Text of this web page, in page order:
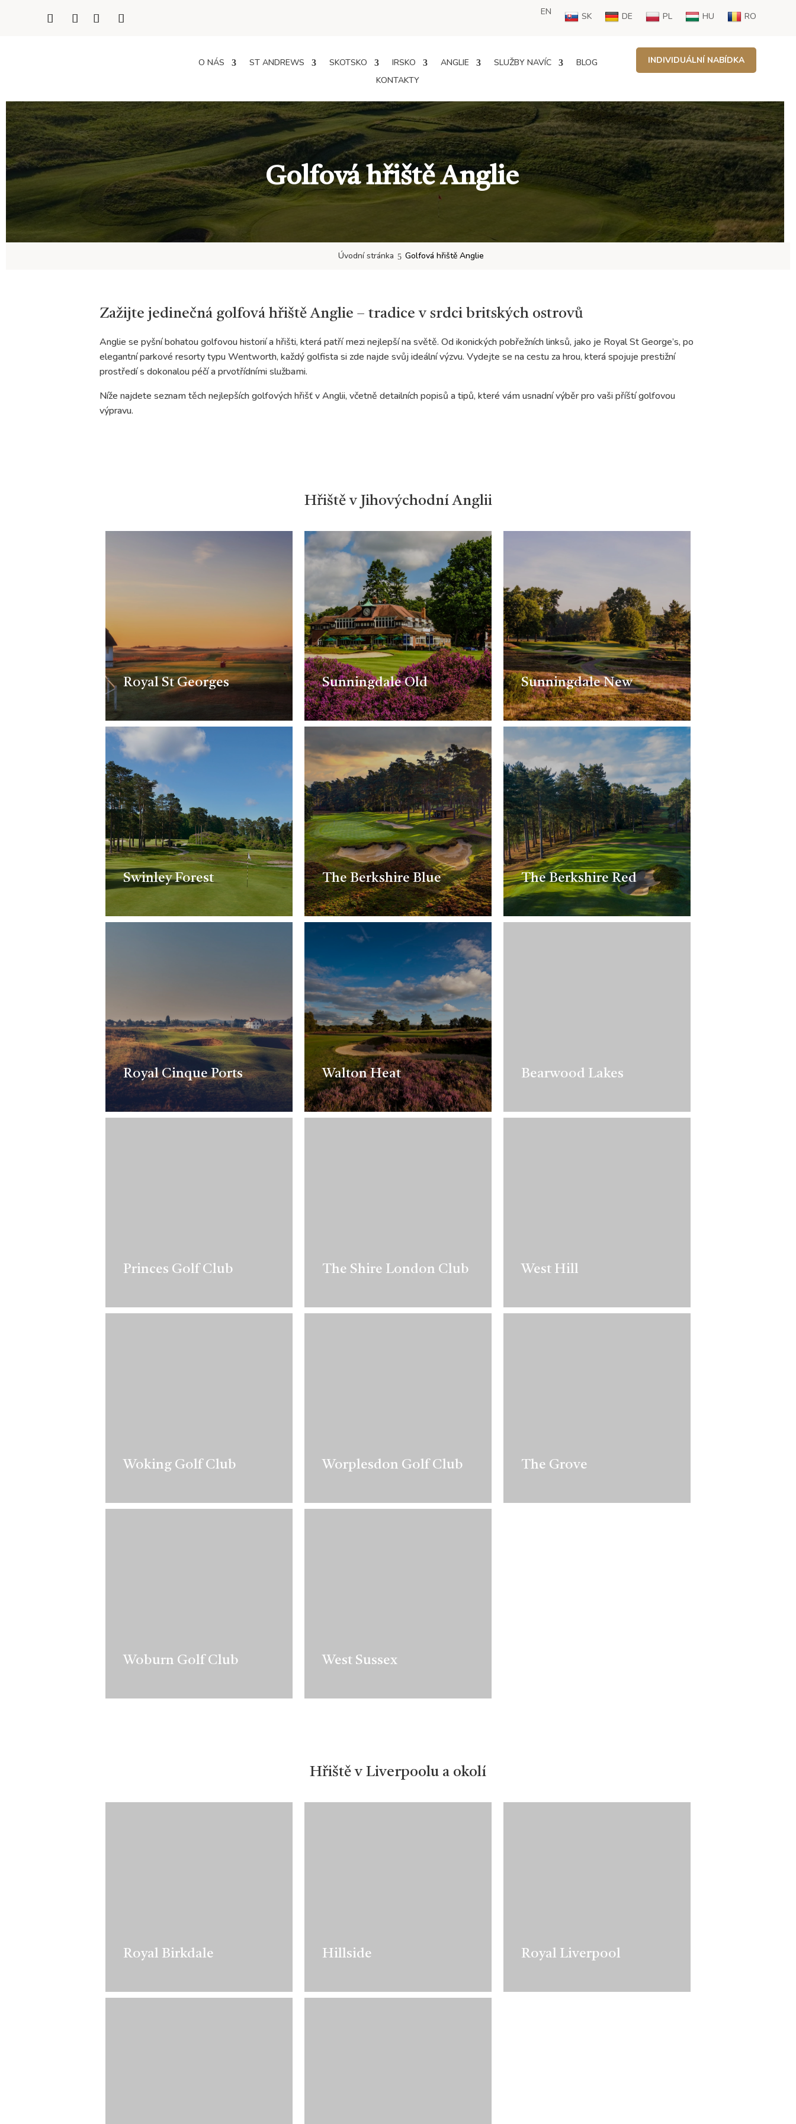
EN SK DE PL HU RO
O NÁS ST ANDREWS SKOTSKO IRSKO ANGLIE SLUŽBY NAVÍC
BLOG
KONTAKTY
INDIVIDUÁLNÍ NABÍDKA
Golfová hřiště Anglie
Úvodní stránka Golfová hřiště Anglie
Zažijte jedinečná golfová hřiště Anglie – tradice v srdci britských ostrovů
Anglie se pyšní bohatou golfovou historií a hřišti, která patří mezi nejlepší na světě. Od ikonických pobřežních linksů, jako je Royal St George’s, po
elegantní parkové resorty typu Wentworth, každý golfista si zde najde svůj ideální výzvu. Vydejte se na cestu za hrou, která spojuje prestižní
prostředí s dokonalou péčí a prvotřídními službami.
Níže najdete seznam těch nejlepších golfových hřišť v Anglii, včetně detailních popisů a tipů, které vám usnadní výběr pro vaši příští golfovou
výpravu.
Hřiště v Jihovýchodní Anglii
Royal St Georges Sunningdale Old Sunningdale New
Swinley Forest The Berkshire Blue The Berkshire Red
Royal Cinque Ports Walton Heat Bearwood Lakes
Princes Golf Club The Shire London Club West Hill
Woking Golf Club Worplesdon Golf Club The Grove
Woburn Golf Club West Sussex
Hřiště v Liverpoolu a okolí
Royal Birkdale Hillside Royal Liverpool